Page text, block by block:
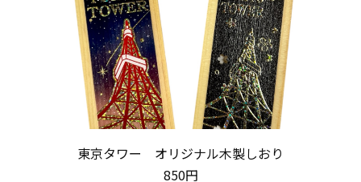
東京タワー オリジナル木製しおり
850円